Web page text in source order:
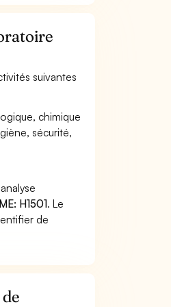
suivantes
chimique
sécurité,
H1501. Le
de